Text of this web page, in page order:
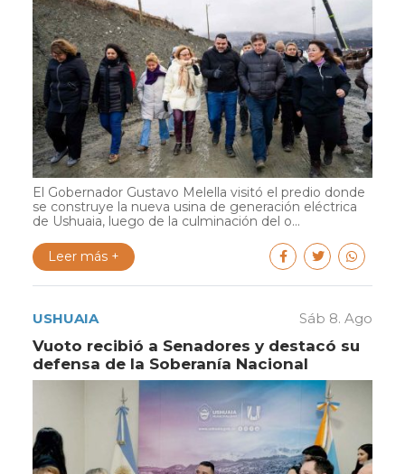
El Gobernador Gustavo Melella visitó el predio donde
se construye la nueva usina de generación eléctrica
de Ushuaia, luego de la culminación del o...
Leer más +
USHUAIA Sáb 8. Ago
Vuoto recibió a Senadores y destacó su
defensa de la Soberanía Nacional